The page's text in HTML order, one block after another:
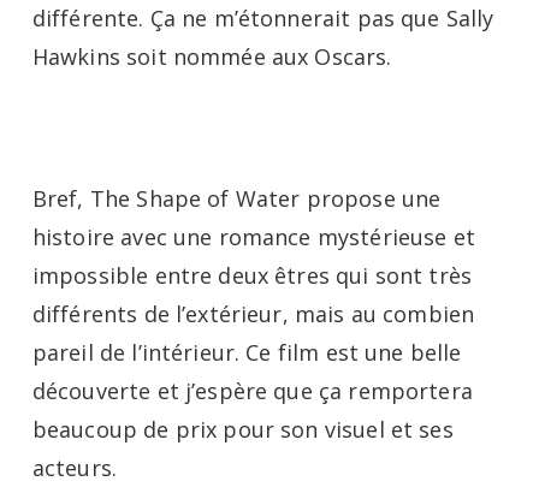
différente. Ça ne m’étonnerait pas que Sally
Hawkins soit nommée aux Oscars.
Bref, The Shape of Water propose une
histoire avec une romance mystérieuse et
impossible entre deux êtres qui sont très
différents de l’extérieur, mais au combien
pareil de l’intérieur. Ce film est une belle
découverte et j’espère que ça remportera
beaucoup de prix pour son visuel et ses
acteurs.